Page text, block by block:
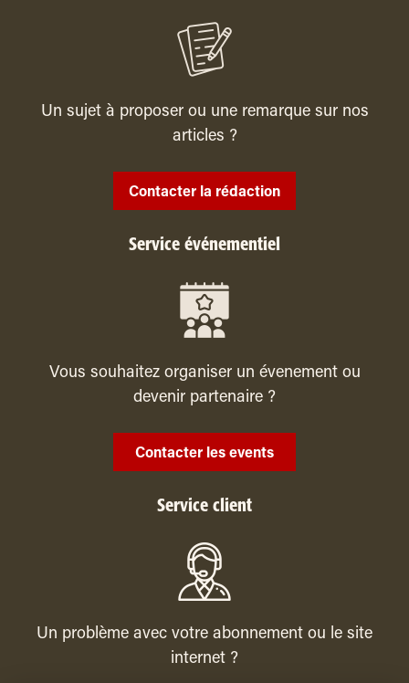
Un sujet à proposer ou une remarque sur nos
articles ?
Contacter la rédaction
Service événementiel
Vous souhaitez organiser un évenement ou
devenir partenaire ?
Contacter les events
Service client
Un problème avec votre abonnement ou le site
internet ?